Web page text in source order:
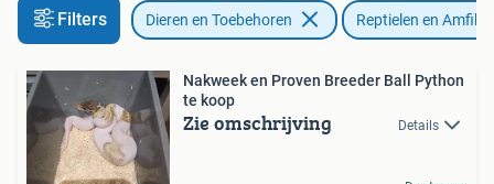
Filters Dieren en Toebehoren Reptielen en
Nakweek en Proven Breeder Ball Python
te koop
Zie omschrijving Details